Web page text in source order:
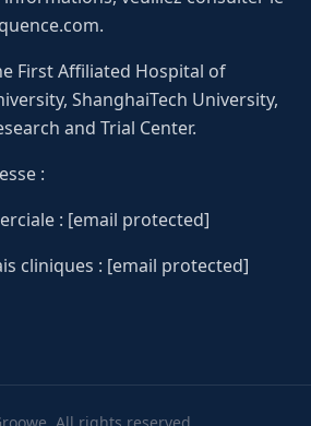
First Affiliated Hospital of
ShanghaiTech University,
and Trial Center.
:
: [email protected]
cliniques : [email protected]